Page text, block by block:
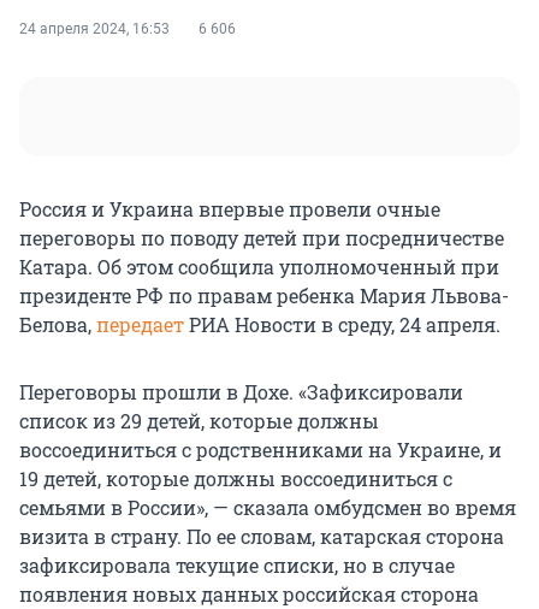
24 апреля 2024, 16:53 6 606
Россия и Украина впервые провели очные
переговоры по поводу детей при посредничестве
Катара. Об этом сообщила уполномоченный при
президенте РФ по правам ребенка Мария Львова-
Белова,передаетРИА Новости в среду, 24 апреля.
Переговоры прошли в Дохе. «Зафиксировали
список из 29 детей, которые должны
воссоединиться с родственниками на Украине, и
19 детей, которые должны воссоединиться с
семьями в России», — сказала омбудсмен во время
визита в страну. По ее словам, катарская сторона
зафиксировала текущие списки, но в случае
появления новых данных российская сторона